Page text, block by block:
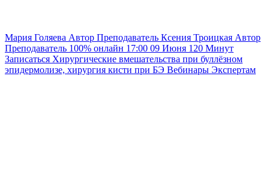
Мария Голяева Автор Преподаватель Ксения Троицкая Автор
Преподаватель 100% онлайн 17:00 09 Июня 120 Минут
Записаться Хирургические вмешательства при буллёзном
эпидермолизе, хирургия кисти при БЭ Вебинары Экспертам